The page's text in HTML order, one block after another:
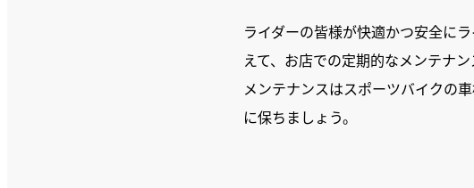
ライダーの皆様が快適かつ安全に
えて、お店での定期的なメンテナン
メンテナンスはスポーツバイクの
に保ちましょう。